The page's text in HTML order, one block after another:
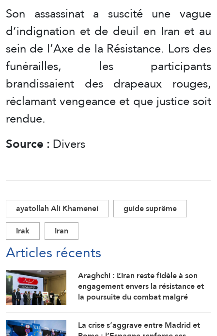
Son assassinat a suscité une vague
d’indignation et de deuil en Iran et au
sein de l’Axe de la Résistance. Lors des
funérailles, les participants
brandissaient des drapeaux rouges,
réclamant vengeance et que justice soit
rendue.
Source :Divers
ayatollah Ali Khamenei
guide suprême
Irak
Iran
Articles récents
Araghchi : L’Iran reste fidèle à son
engagement envers la résistance et
la poursuite du combat malgré
La crise s’aggrave entre Madrid et